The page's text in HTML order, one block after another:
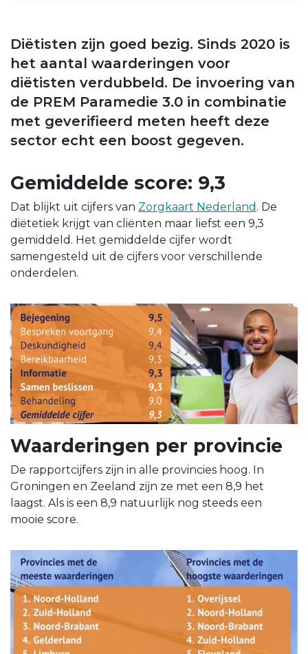
Diëtisten zijn goed bezig. Sinds 2020 is
het aantal waarderingen voor
diëtisten verdubbeld. De invoering van
de PREM Paramedie 3.0 in combinatie
met geverifieerd meten heeft deze
sector echt een boost gegeven.
Gemiddelde score: 9,3
Dat blijkt uit cijfers van Zorgkaart Nederland . De
diëtetiek krijgt van cliënten maar liefst een 9,3
gemiddeld. Het gemiddelde cijfer wordt
samengesteld uit de cijfers voor verschillende
onderdelen.
Waarderingen per provincie
De rapportcijfers zijn in alle provincies hoog. In
Groningen en Zeeland zijn ze met een 8,9 het
laagst. Als is een 8,9 natuurlijk nog steeds een
mooie score.